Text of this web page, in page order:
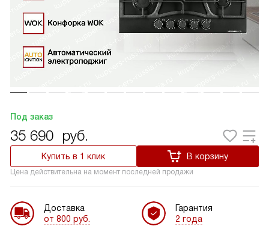
Под заказ
35 690 руб.
Купить в 1 клик В корзину
Цена действительна на момент последней продажи
Доставка
от 800 руб.
Гарантия
2 года